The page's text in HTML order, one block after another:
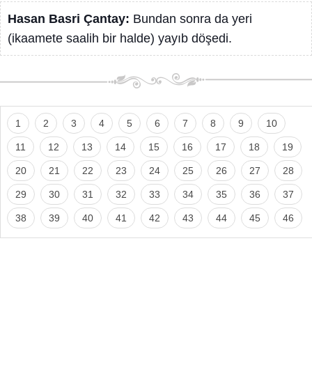
Hasan Basri Çantay: Bundan sonra da yeri
(ikaamete saalih bir halde) yayıb döşedi.
1 2 3 4 5 6 7 8 9 10
11 12 13 14 15 16 17 18 19
20 21 22 23 24 25 26 27 28
29 30 31 32 33 34 35 36 37
38 39 40 41 42 43 44 45 46